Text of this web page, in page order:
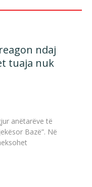
ndaj
tuaja nuk
anëtarëve të
Bazë”. Në